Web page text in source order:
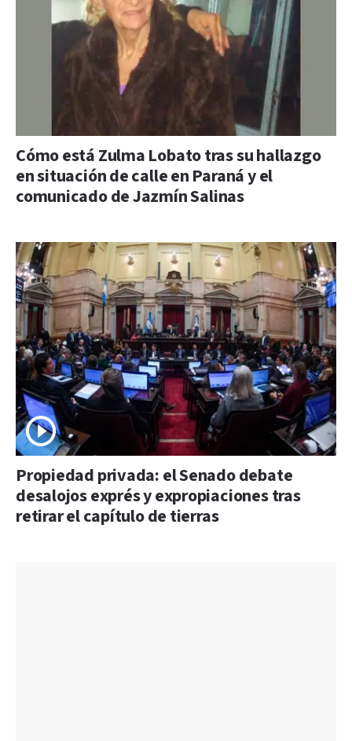
Cómo está Zulma Lobato tras su hallazgo
en situación de calle en Paraná y el
comunicado de Jazmín Salinas
Propiedad privada: el Senado debate
desalojos exprés y expropiaciones tras
retirar el capítulo de tierras